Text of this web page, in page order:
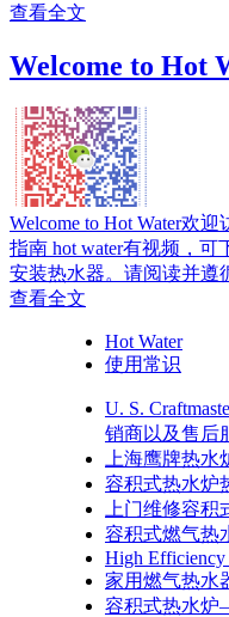
查看全文
Welcome to Hot
Welcome to Hot Water欢
指南 hot water有视频，
安装热水器。请阅读并遵
查看全文
Hot Water
使用常识
U. S.
销商以及售后
上海鹰牌热
容积式热水炉
上门维修容
容积式燃气热
High Efficiency
家用燃气热水
容积式热水炉